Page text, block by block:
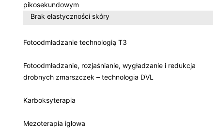
pikosekundowym
Brak elastyczności skóry
Fotoodmładzanie technologią T3
Fotoodmładzanie, rozjaśnianie, wygładzanie i redukcja
drobnych zmarszczek – technologia DVL
Karboksyterapia
Mezoterapia igłowa